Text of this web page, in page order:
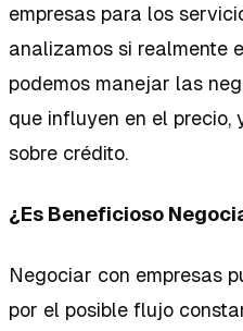
empresas para los
analizamos si realmente
podemos manejar las
que influyen en el precio,
sobre crédito.
¿Es Beneficioso
Negociar con empresas
por el posible flujo